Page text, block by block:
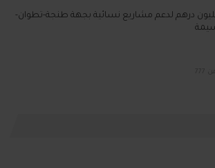
مليون درهم لدعم مشاريع نسائية بجهة طنجة-تطوان-